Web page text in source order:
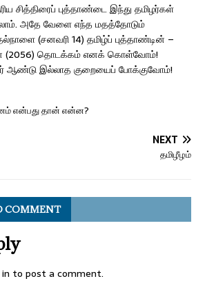
சித்திரைப் புத்தாண்டை இந்து தமிழர்கள்
அதே வேளை எந்த மதத்தோடும்
(சனவரி 14) தமிழ்ப் புத்தாண்டின் –
(2056) தொடக்கம் எனக் கொள்வோம்!
ஆண்டு இல்லாத குறையைப் போக்குவோம்!
என்பது தான் என்ன?
NEXT
தமிழீழம்
COMMENT
to post a comment.